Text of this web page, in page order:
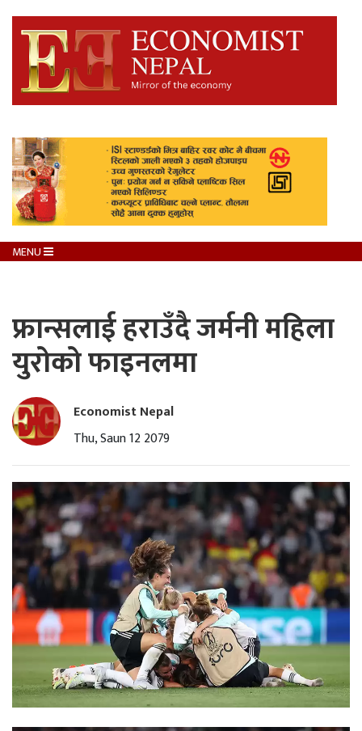
MENU
फ्रान्सलाई हराउँदै जर्मनी महिला
युरोको फाइनलमा
Economist Nepal
Thu, Saun 12 2079